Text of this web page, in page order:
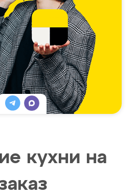
кухни на